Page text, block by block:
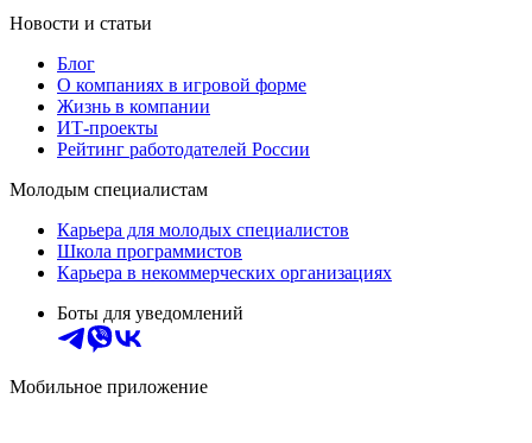
Новости и статьи
Блог
О компаниях в игровой форме
Жизнь в компании
ИТ-проекты
Рейтинг работодателей России
Молодым специалистам
Карьера для молодых специалистов
Школа программистов
Карьера в некоммерческих организациях
Боты для уведомлений
Мобильное приложение